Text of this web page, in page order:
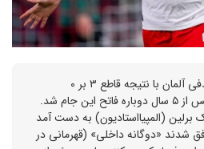
بایرن مونیخ در فینال جام حذفی آلمان با نتیجه قاطع ۳ بر 0
اشتوتگارت را شکست داد و پس از ۵ سال دوباره فاتح این جام شد.
برلین (المپیااستادیون) به دست آمد
شدند «دوگانه داخلی» (قهرمانی در